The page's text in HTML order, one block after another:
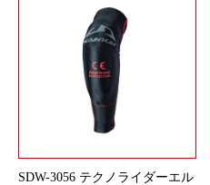
SDW-3056 テクノライダーエル